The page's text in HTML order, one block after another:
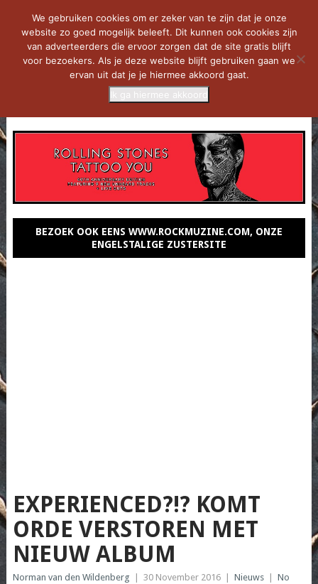
BEZOEK OOK EENS WWW.ROCKMUZINE.COM, ONZE
ENGELSTALIGE ZUSTERSITE
EXPERIENCED?!? KOMT
ORDE VERSTOREN MET
NIEUW ALBUM
Norman van den Wildenberg 30 November 2016 Nieuws
No
We gebruiken cookies om er zeker van te zijn dat je onze
website zo goed mogelijk beleeft. Dit kunnen ook cookies zijn
van adverteerders die ervoor zorgen dat de site gratis blijft
voor bezoekers. Als je deze website blijft gebruiken gaan we
ervan uit dat je je hiermee akkoord gaat.
Ik ga hiermee akkoord